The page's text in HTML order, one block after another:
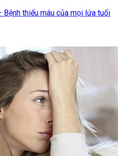
Bệnh thiếu máu của mọi lứa tuổi